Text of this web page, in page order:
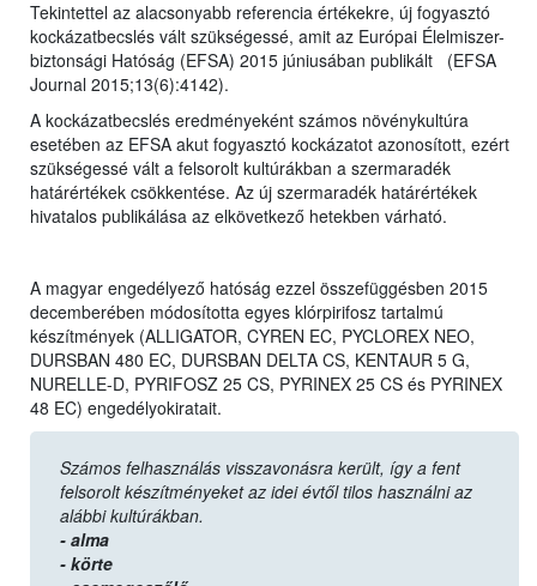
Tekintettel az alacsonyabb referencia értékekre, új fogyasztó
kockázatbecslés vált szükségessé, amit az Európai Élelmiszer-
biztonsági Hatóság (EFSA) 2015 júniusában publikált (EFSA
Journal 2015;13(6):4142).
A kockázatbecslés eredményeként számos növénykultúra
esetében az EFSA akut fogyasztó kockázatot azonosított, ezért
szükségessé vált a felsorolt kultúrákban a szermaradék
határértékek csökkentése. Az új szermaradék határértékek
hivatalos publikálása az elkövetkező hetekben várható.
A magyar engedélyező hatóság ezzel összefüggésben 2015
decemberében módosította egyes klórpirifosz tartalmú
készítmények (ALLIGATOR, CYREN EC, PYCLOREX NEO,
DURSBAN 480 EC, DURSBAN DELTA CS, KENTAUR 5 G,
NURELLE-D, PYRIFOSZ 25 CS, PYRINEX 25 CS és PYRINEX
48 EC) engedélyokiratait.
Számos felhasználás visszavonásra került, így a fent
felsorolt készítményeket az idei évtől tilos használni az
alábbi kultúrákban.
- alma
- körte